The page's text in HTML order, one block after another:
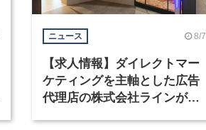
ニュース 8/7
【求人情報】ダイレクトマー
ケティングを主軸とした広告
代理店の株式会社ラインが、